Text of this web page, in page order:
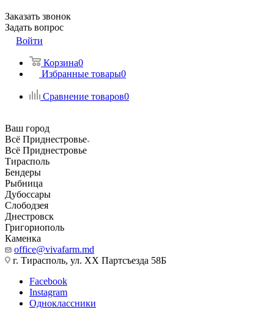
Заказать звонок
Задать вопрос
Войти
Корзина0
Избранные товары0
Сравнение товаров0
Ваш город
Всё Приднестровье
Всё Приднестровье
Тирасполь
Бендеры
Рыбница
Дубоссары
Слободзея
Днестровск
Григориополь
Каменка
office@vivafarm.md
г. Тирасполь, ул. ХХ Партсъезда 58Б
Facebook
Instagram
Одноклассники